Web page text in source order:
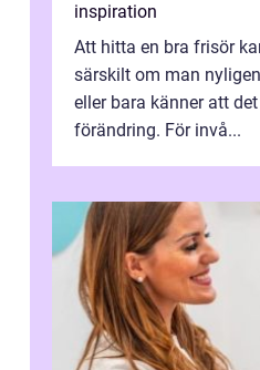
inspiration
Att hitta en bra frisör
särskilt om man
eller bara känner att
förändring. För invå...